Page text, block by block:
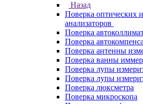
Назад
Поверка оптических
анализаторов
Поверка
Поверка
Поверка антенны
Поверка ванны
Поверка лупы
Поверка лупы
Поверка люксметра
Поверка микроскопа